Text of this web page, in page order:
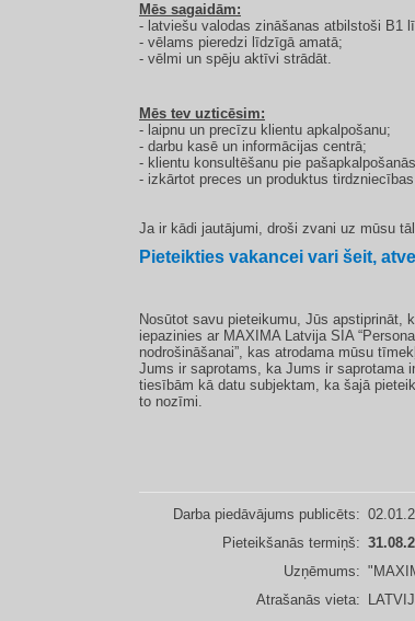
Mēs sagaidām:
- latviešu valodas zināšanas atbilstoši B1
- vēlams pieredzi līdzīgā amatā;
- vēlmi un spēju aktīvi strādāt.
Mēs tev uzticēsim:
- laipnu un precīzu klientu apkalpošanu;
- darbu kasē un informācijas centrā;
- klientu konsultēšanu pie
- izkārtot preces un produktus
Ja ir kādi jautājumi, droši zvani uz mūsu
Pieteikties vakancei vari šeit,
Nosūtot savu pieteikumu, Jūs apstiprināt,
iepazinies ar MAXIMA Latvija SIA
nodrošināšanai”, kas atrodama mūsu
Jums ir saprotams, ka Jums ir saprotama
tiesībām kā datu subjektam, ka šajā
to nozīmi.
Darba piedāvājums publicēts:
Pieteikšanās termiņš:
Uzņēmums:
Atrašanās vieta: